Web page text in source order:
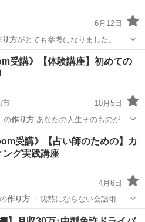
6月12日
り方がとても参考になりました。そ
受講》【体験講座】初めての
市
10月5日
の作り方あなたの人生そのものが、
集客
受講》【占い師のための】カ
ング実践講座
4月6日
作り方・沈黙にならない会話術 ・
オラクルカード